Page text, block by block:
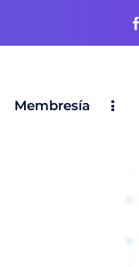
Membresía